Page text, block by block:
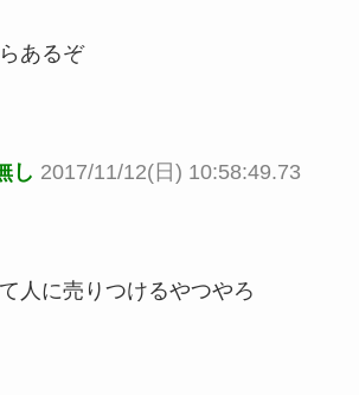
あるぞ
し 2017/11/12(日) 10:58:49.73
人に売りつけるやつやろ